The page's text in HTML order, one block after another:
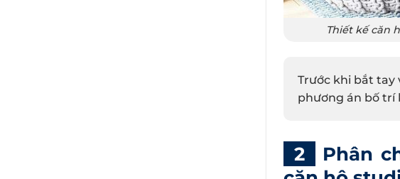
Thiết kế căn
Trước khi bắt tay
phương án bố trí
Phân